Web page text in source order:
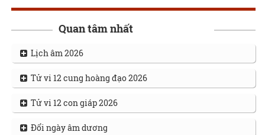
Quan tâm nhất
Lịch âm 2026
Tử vi 12 cung hoàng đạo 2026
Tử vi 12 con giáp 2026
Đổi ngày âm dương